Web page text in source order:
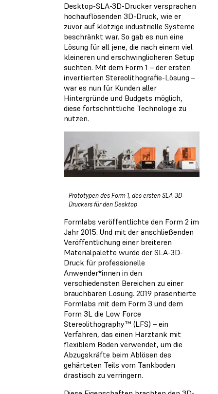
Desktop-SLA-3D-Drucker versprachen
hochauflösenden 3D-Druck, wie er
zuvor auf klotzige industrielle Systeme
beschränkt war. So gab es nun eine
Lösung für all jene, die nach einem viel
kleineren und erschwinglicheren Setup
suchten. Mit dem Form 1 – der ersten
invertierten Stereolithografie-Lösung –
war es nun für Kunden aller
Hintergründe und Budgets möglich,
diese fortschrittliche Technologie zu
nutzen.
Prototypen des Form 1, des ersten SLA-3D-
Druckers für den Desktop
Formlabs veröffentlichte den Form 2 im
Jahr 2015. Und mit der anschließenden
Veröffentlichung einer breiteren
Materialpalette wurde der SLA-3D-
Druck für professionelle
Anwender*innen in den
verschiedensten Bereichen zu einer
brauchbaren Lösung. 2019 präsentierte
Formlabs mit dem Form 3 und dem
Form 3L die Low Force
Stereolithography™ (LFS) – ein
Verfahren, das einen Harztank mit
flexiblem Boden verwendet, um die
Abzugskräfte beim Ablösen des
gehärteten Teils vom Tankboden
drastisch zu verringern.